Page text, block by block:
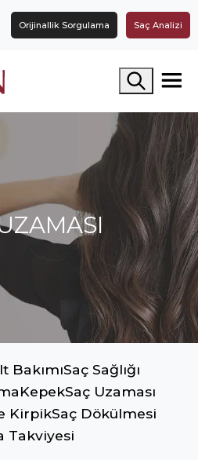
Orijinallik Sorgulama Saç Analizi
Arama yap
BakımıSaç Sağlığı
KepekSaç Uzaması
KirpikSaç Dökülmesi
Takviyesi